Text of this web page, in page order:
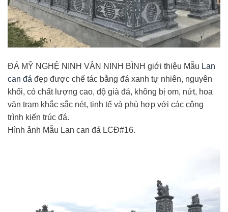
ĐÁ MỸ NGHỆ NINH VÂN NINH BÌNH giới thiệu Mẫu Lan
can đá đẹp được chế tác bằng đá xanh tự nhiên, nguyên
khối, có chất lượng cao, độ già đá, không bị om, nứt, hoa
văn trạm khắc sắc nét, tinh tế và phù hợp với các công
trình kiến trúc đá.
Hình ảnh Mẫu Lan can đá LCĐ#16.